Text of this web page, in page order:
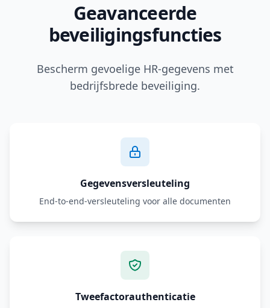
Geavanceerde
beveiligingsfuncties
Bescherm gevoelige HR-gegevens met
bedrijfsbrede beveiliging.
Gegevensversleuteling
End-to-end-versleuteling voor alle documenten
Tweefactorauthenticatie